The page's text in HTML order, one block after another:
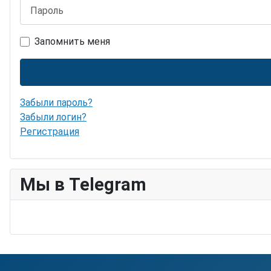
Запомнить меня
Забыли пароль?
Забыли логин?
Регистрация
Мы в Telegram